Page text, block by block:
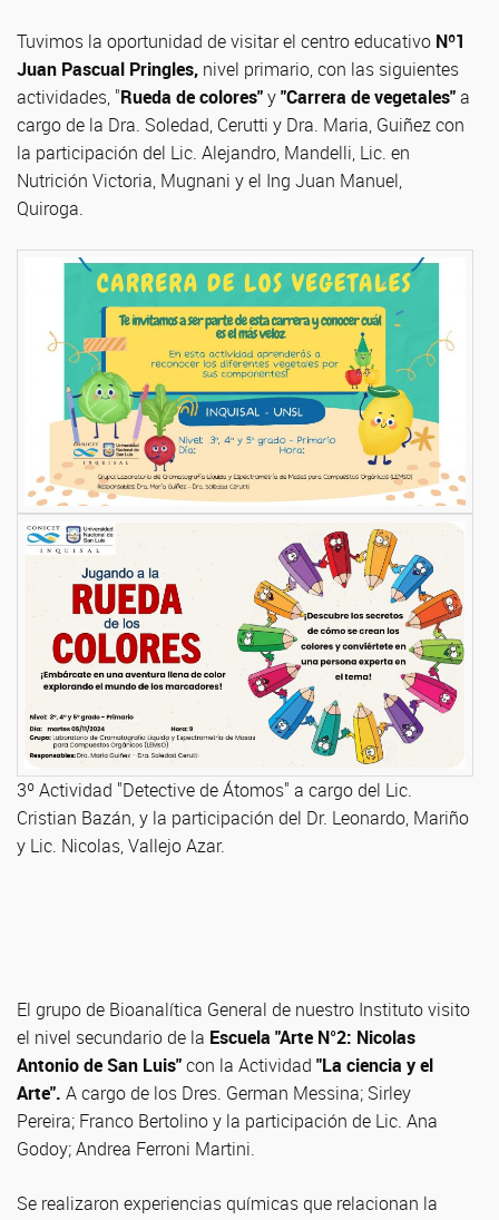
Tuvimos la oportunidad de visitar el centro educativo Nº1
Juan Pascual Pringles, nivel primario, con las siguientes
actividades, "Rueda de colores"y"Carrera de vegetales"a
cargo de la Dra. Soledad, Cerutti y Dra. Maria, Guiñez con
la participación del Lic. Alejandro, Mandelli, Lic. en
Nutrición Victoria, Mugnani y el Ing Juan Manuel,
Quiroga.
3º Actividad "Detective de Átomos" a cargo del Lic.
Cristian Bazán, y la participación del Dr. Leonardo, Mariño
y Lic. Nicolas, Vallejo Azar.
El grupo de Bioanalítica General de nuestro Instituto visito
el nivel secundario de la Escuela "Arte N°2: Nicolas
Antonio de San Luis"con la Actividad "La ciencia y el
Arte". A cargo de los Dres. German Messina; Sirley
Pereira; Franco Bertolino y la participación de Lic. Ana
Godoy; Andrea Ferroni Martini.
Se realizaron experiencias químicas que relacionan la